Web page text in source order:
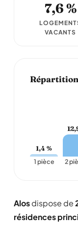
7,6 %
VACANTS
1,4 %
1 pièce
2
Alosdispose de
résidences